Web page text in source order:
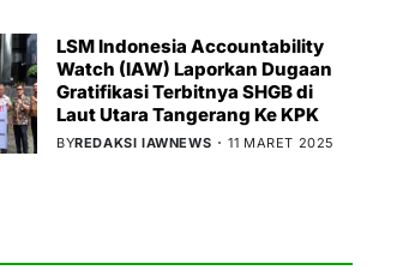
LSM Indonesia Accountability
Watch (IAW) Laporkan Dugaan
Gratifikasi Terbitnya SHGB di
Laut Utara Tangerang Ke KPK
BYREDAKSI IAWNEWS 11 MARET 2025